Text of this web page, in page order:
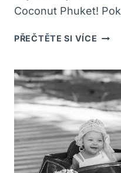
Coconut Phuket!
PŘEČTĚTE SI VÍCE
JAK
SE
TAM
A
CO